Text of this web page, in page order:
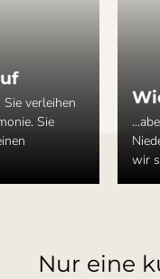
verleihen
Sie
wir
Nur eine